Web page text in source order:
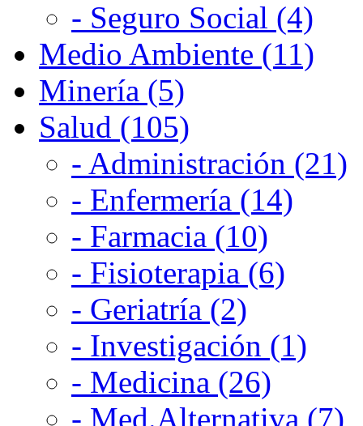
- Seguro Social (4)
Medio Ambiente (11)
Minería (5)
Salud (105)
- Administración (21)
- Enfermería (14)
- Farmacia (10)
- Fisioterapia (6)
- Geriatría (2)
- Investigación (1)
- Medicina (26)
- Med.Alternativa (7)